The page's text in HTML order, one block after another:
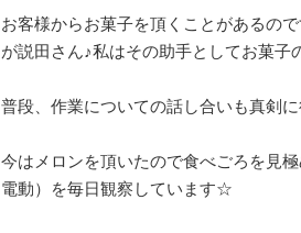
お客様からお菓子を頂くことがあるの
が説田さん♪私はその助手としてお菓子
普段、作業についての話し合いも真剣
今はメロンを頂いたので食べごろを見
電動）を毎日観察しています☆